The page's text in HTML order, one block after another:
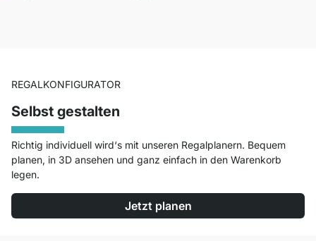
REGALKONFIGURATOR
Selbst gestalten
Richtig individuell wird‘s mit unseren Regalplanern. Bequem
planen, in 3D ansehen und ganz einfach in den Warenkorb
legen.
Jetzt planen